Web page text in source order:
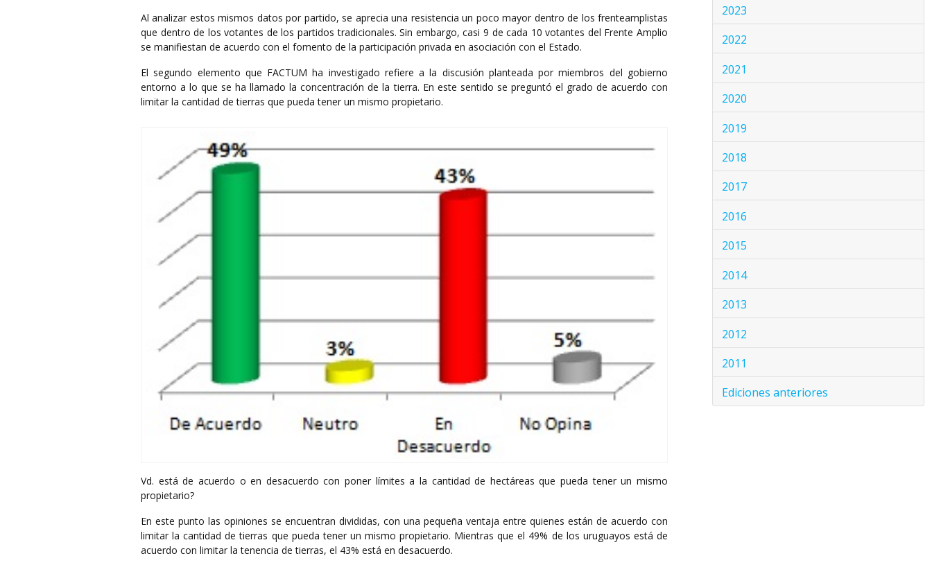
Al analizar estos mismos datos por partido, se aprecia una resistencia un poco mayor dentro de los frenteamplistas
que dentro de los votantes de los partidos tradicionales. Sin embargo, casi 9 de cada 10 votantes del Frente Amplio
se manifiestan de acuerdo con el fomento de la participación privada en asociación con el Estado.
El segundo elemento que FACTUM ha investigado refiere a la discusión planteada por miembros del gobierno
entorno a lo que se ha llamado la concentración de la tierra. En este sentido se preguntó el grado de acuerdo con
limitar la cantidad de tierras que pueda tener un mismo propietario.
Vd. está de acuerdo o en desacuerdo con poner límites a la cantidad de hectáreas que pueda tener un mismo
propietario?
En este punto las opiniones se encuentran divididas, con una pequeña ventaja entre quienes están de acuerdo con
limitar la cantidad de tierras que pueda tener un mismo propietario. Mientras que el 49% de los uruguayos está de
acuerdo con limitar la tenencia de tierras, el 43% está en desacuerdo.
2023
2022
2021
2020
2019
2018
2017
2016
2015
2014
2013
2012
2011
Ediciones anteriores